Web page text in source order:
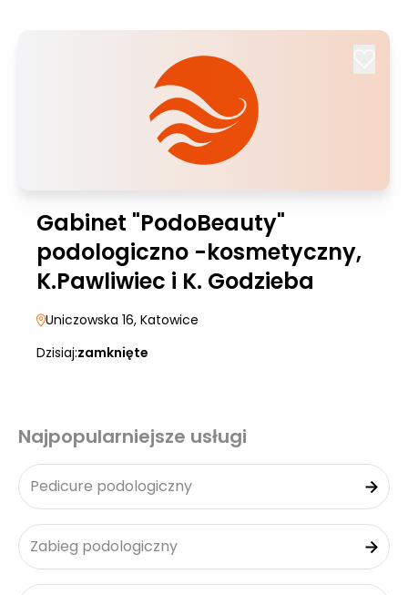
Gabinet "PodoBeauty"
podologiczno -kosmetyczny,
K.Pawliwiec i K. Godzieba
Uniczowska 16, Katowice
Dzisiaj:zamknięte
Najpopularniejsze usługi
Pedicure podologiczny
Zabieg podologiczny